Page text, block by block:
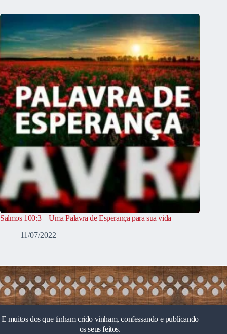
Salmos 100:3 – Uma Palavra de Esperança para sua vida
11/07/2022
E muitos dos que tinham crido vinham, confessando e publicando
os seus feitos.